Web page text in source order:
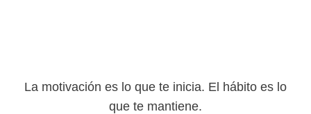
La motivación es lo que te inicia. El hábito es lo
que te mantiene.